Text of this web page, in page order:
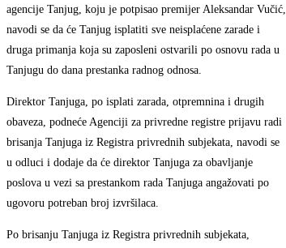
agencije Tanjug, koju je potpisao premijer Aleksandar Vučić,
navodi se da će Tanjug isplatiti sve neisplaćene zarade i
druga primanja koja su zaposleni ostvarili po osnovu rada u
Tanjugu do dana prestanka radnog odnosa.
Direktor Tanjuga, po isplati zarada, otpremnina i drugih
obaveza, podneće Agenciji za privredne registre prijavu radi
brisanja Tanjuga iz Registra privrednih subjekata, navodi se
u odluci i dodaje da će direktor Tanjuga za obavljanje
poslova u vezi sa prestankom rada Tanjuga angažovati po
ugovoru potreban broj izvršilaca.
Po brisanju Tanjuga iz Registra privrednih subjekata,